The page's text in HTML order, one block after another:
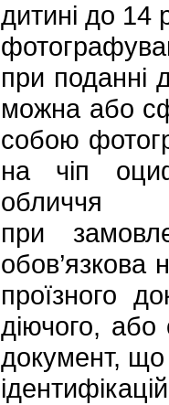
дитині до 14
при поданні
можна або
собою
на чіп
обличчя
при
обов’язкова
проїзного
діючого,
документ, що